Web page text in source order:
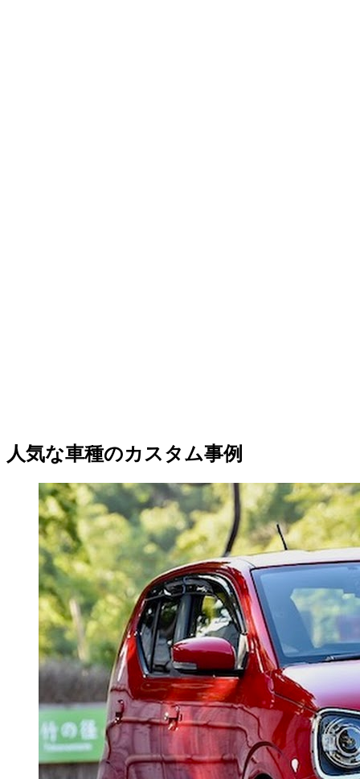
人気な車種のカスタム事例